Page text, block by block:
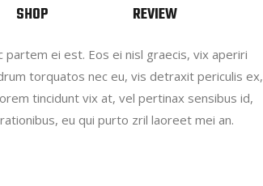
SHOP REVIEW
partem ei est. Eos ei nisl graecis, vix aperiri
torquatos nec eu, vis detraxit periculis ex,
tincidunt vix at, vel pertinax sensibus id,
eu qui purto zril laoreet mei an.